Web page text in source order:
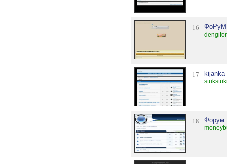
16 ФоРуМ
17 kijanka
18 Форум